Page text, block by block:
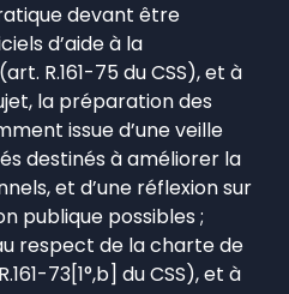
devant être
d’aide à la
R.161-75 du CSS), et à
la préparation des
issue d’une veille
destinés à améliorer la
et d’une réflexion sur
publique possibles ;
respect de la charte de
73[1°,b] du CSS), et à